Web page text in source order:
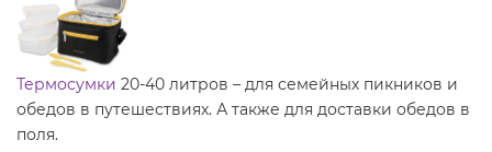
Термосумки 20-40 литров – для семейных пикников и
обедов в путешествиях. А также для доставки обедов в
поля.